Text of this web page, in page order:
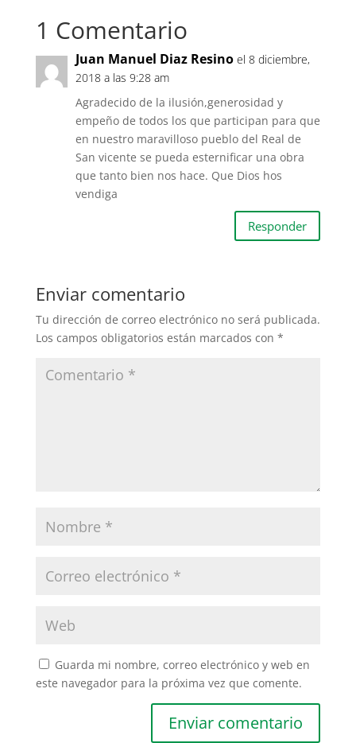
1 Comentario
Juan Manuel Diaz Resino el 8 diciembre,
2018 a las 9:28 am
Agradecido de la ilusión,generosidad y
empeño de todos los que participan para que
en nuestro maravilloso pueblo del Real de
San vicente se pueda esternificar una obra
que tanto bien nos hace. Que Dios hos
vendiga
Responder
Enviar comentario
Tu dirección de correo electrónico no será publicada.
Los campos obligatorios están marcados con *
Guarda mi nombre, correo electrónico y web en
este navegador para la próxima vez que comente.